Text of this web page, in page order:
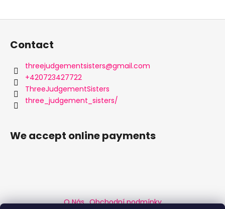
F
Contact
threejudgementsisters@gmail.com
+420723427722
ThreeJudgementSisters
three_judgement_sisters/
We accept online payments
O Nás Obchodní podmínky